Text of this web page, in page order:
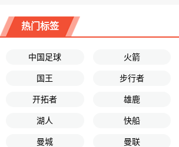
热门标签
中国足球 火箭
国王 步行者
开拓者 雄鹿
湖人 快船
曼城 曼联